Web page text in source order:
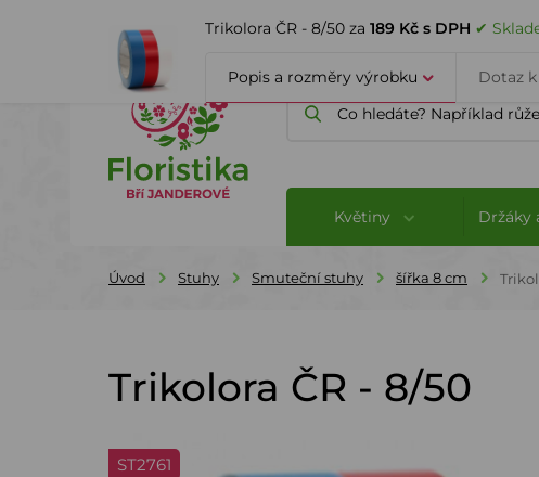
ÚVOD O FIRMĚ BLOG
Květiny Držáky
Úvod Stuhy Smuteční stuhy šířka 8 cm
Trikolora ČR - 8/50
ST2761
Trikolora ČR - 8/50 za 189 Kč s DPH ✔
Popis a rozměry výrobku Dotaz